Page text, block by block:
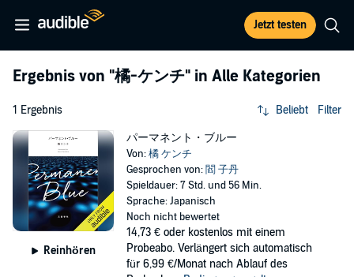
Jetzt testen
Ergebnis von "橘-ケンチ" in Alle Kategorien
1 Ergebnis Beliebt Filter
Reinhören
パーマネント・ブルー
Von:橘 ケンチ
Gesprochen von: 閻 子丹
Spieldauer: 7 Std. und 56 Min.
Sprache: Japanisch
Noch nicht bewertet
14,73 € oder kostenlos mit einem
Probeabo. Verlängert sich automatisch
für 6,99 €/Monat nach Ablauf des